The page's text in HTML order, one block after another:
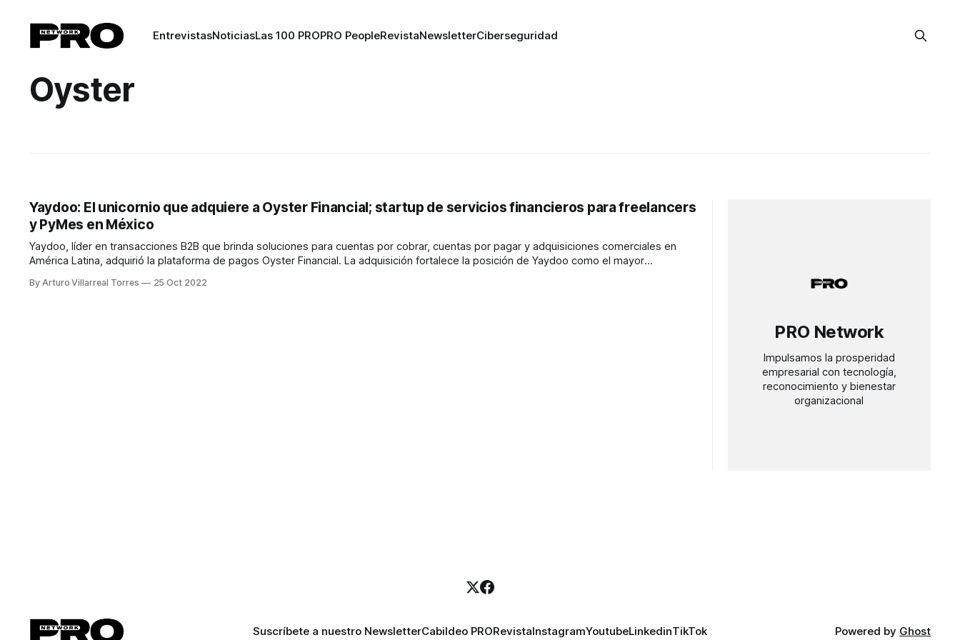
EntrevistasNoticiasLas 100 PROPRO PeopleRevistaNewsletterCiberseguridad
Oyster
Yaydoo: El unicornio que adquiere a Oyster Financial; startup de servicios financieros para freelancers
y PyMes en México
Yaydoo, líder en transacciones B2B que brinda soluciones para cuentas por cobrar, cuentas por pagar y adquisiciones comerciales en
América Latina, adquirió la plataforma de pagos Oyster Financial. La adquisición fortalece la posición de Yaydoo como el mayor
By Arturo Villarreal Torres 25 Oct 2022
PRO Network
Impulsamos la prosperidad
empresarial con tecnología,
reconocimiento y bienestar
organizacional
Suscríbete a nuestro NewsletterCabildeo PRORevistaInstagramYoutubeLinkedinTikTok Powered by Ghost